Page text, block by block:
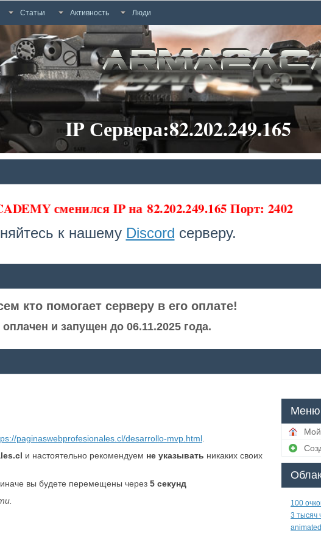
Статьи Активность Люди
IP Сервера:82.202.249.165
сменился IP на 82.202.249.165 Порт: 2402
к нашему Discord серверу.
кто помогает серверу в его оплате!
и запущен до 06.11.2025 года.
paginaswebprofesionales.cl/desarrollo-mvp.html.
и настоятельно рекомендуем не указывать никаких своих
, иначе вы будете перемещены через 5секунд
Меню
100
3 тысяч